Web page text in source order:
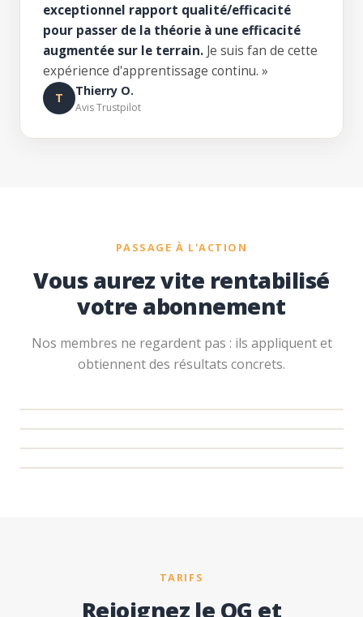
exceptionnel rapport qualité/efficacité
pour passer de la théorie à une efficacité
augmentée sur le terrain. Je suis fan de cette
expérience d'apprentissage continu. »
T Thierry O.
Avis Trustpilot
PASSAGE À L'ACTION
Vous aurez vite rentabilisé
votre abonnement
Nos membres ne regardent pas : ils appliquent et
obtiennent des résultats concrets.
TARIFS
Rejoignez le QG et